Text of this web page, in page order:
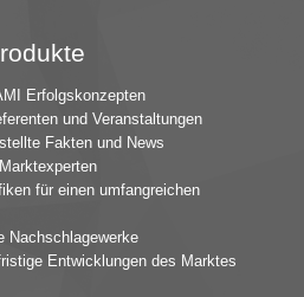
Erfolgskonzepten
und Veranstaltungen
Fakten und News
für einen umfangreichen
Nachschlagewerke
Entwicklungen des Marktes